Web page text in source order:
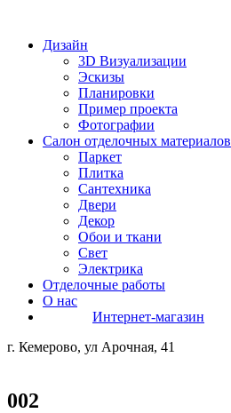
Дизайн
3D Визуализации
Эскизы
Планировки
Пример проекта
Фотографии
Салон отделочных материалов
Паркет
Плитка
Сантехника
Двери
Декор
Обои и ткани
Свет
Электрика
Отделочные работы
О нас
Интернет-магазин
г. Кемерово, ул Арочная, 41
002